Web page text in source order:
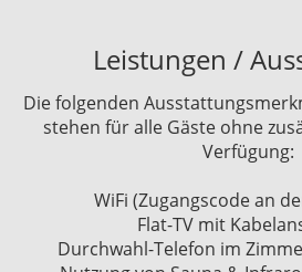
Leistungen /
Die folgenden
stehen für alle Gäste ohne
Verfügung:
WiFi (Zugangscode an
Flat-TV mit
Durchwahl-Telefon im